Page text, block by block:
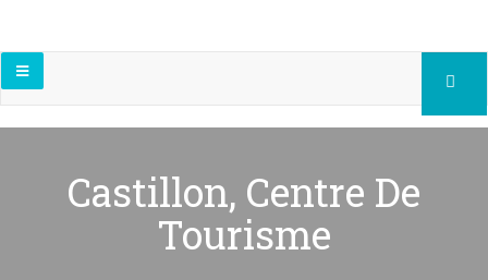
Castillon, Centre De
Tourisme